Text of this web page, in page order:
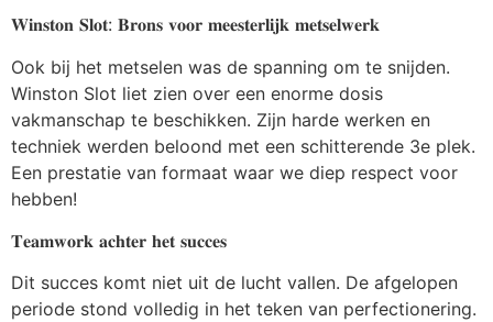
𝐖𝐢𝐧𝐬𝐭𝐨𝐧 𝐒𝐥𝐨𝐭: 𝐁𝐫𝐨𝐧𝐬 𝐯𝐨𝐨𝐫 𝐦𝐞𝐞𝐬𝐭𝐞𝐫𝐥𝐢𝐣𝐤 𝐦𝐞𝐭𝐬𝐞𝐥𝐰𝐞𝐫𝐤
Ook bij het metselen was de spanning om te snijden.
Winston Slot liet zien over een enorme dosis
vakmanschap te beschikken. Zijn harde werken en
techniek werden beloond met een schitterende 3e plek.
Een prestatie van formaat waar we diep respect voor
hebben!
𝐓𝐞𝐚𝐦𝐰𝐨𝐫𝐤 𝐚𝐜𝐡𝐭𝐞𝐫 𝐡𝐞𝐭 𝐬𝐮𝐜𝐜𝐞𝐬
Dit succes komt niet uit de lucht vallen. De afgelopen
periode stond volledig in het teken van perfectionering.